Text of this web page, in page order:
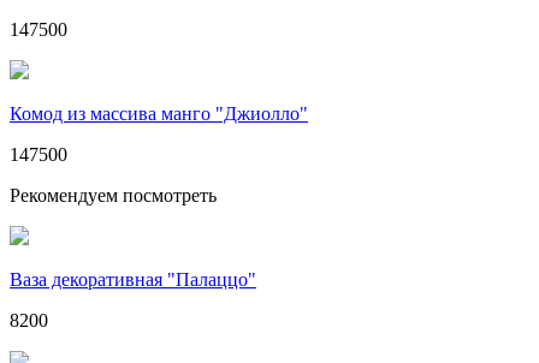
147500
Комод из массива манго "Джиолло"
147500
Рекомендуем посмотреть
Ваза декоративная "Палаццо"
8200